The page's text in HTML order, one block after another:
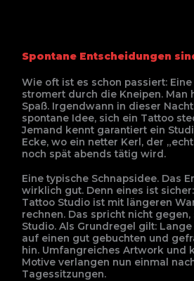
Spontane Entscheidungen
Wie oft ist es schon passiert:
stromert durch die Kneipen. Man
Spaß. Irgendwann in dieser
spontane Idee, sich ein Tattoo
Jemand kennt garantiert ein
Ecke, wo ein netter Kerl, der
noch spät abends tätig wird.
Eine typische Schnapsidee. Das
wirklich gut. Denn eines ist
Tattoo Studio ist mit längeren
rechnen. Das spricht nicht
Studio. Als Grundregel gilt:
auf einen gut gebuchten und
hin. Umfangreiches Artwork und
Motive verlangen nun einmal
Tagessitzungen.